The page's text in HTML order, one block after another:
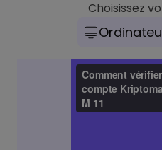
Choisissez